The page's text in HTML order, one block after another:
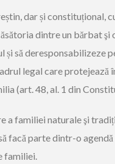
dar și constituțional,
dintre un bărbat
și să deresponsabilizeze
legal care protejează
(art. 48, al. 1 din
a familiei naturale şi
facă parte dintr-o
familiei.